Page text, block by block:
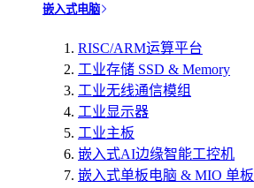
嵌入式电脑
RISC/ARM运算平台
工业存储 SSD & Memory
工业无线通信模组
工业显示器
工业主板
嵌入式AI边缘智能工控机
嵌入式单板电脑 & MIO 单板